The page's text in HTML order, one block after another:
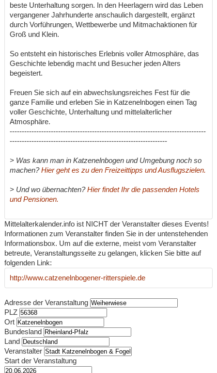
beste Unterhaltung sorgen. In den Heerlagern wird das Leben
vergangener Jahrhunderte anschaulich dargestellt, ergänzt
durch Vorführungen, Wettbewerbe und Mitmachaktionen für
Groß und Klein.
So entsteht ein historisches Erlebnis voller Atmosphäre, das
Geschichte lebendig macht und Besucher jeden Alters
begeistert.
Freuen Sie sich auf ein abwechslungsreiches Fest für die
ganze Familie und erleben Sie in Katzenelnbogen einen Tag
voller Geschichte, Unterhaltung und mittelalterlicher
Atmosphäre.
---------------------------------------------------------------------------------
-----------------------------------------------------------------
> Was kann man in Katzenelnbogen und Umgebung noch so
machen?Hier geht es zu den Freizeittipps und Ausflugszielen.
> Und wo übernachten?Hier findet Ihr die passenden Hotels
und Pensionen.
Mittelalterkalender.info ist NICHT der Veranstalter dieses Events!
Informationen zum Veranstalter finden Sie in der untenstehenden
Informationsbox. Um auf die externe, meist vom Veranstalter
betreute, Veranstaltungsseite zu gelangen, klicken Sie bitte auf
folgenden Link:
http://www.catzenelnbogener-ritterspiele.de
Adresse der Veranstaltung
PLZ
Ort
Bundesland
Land
Veranstalter
Start der Veranstaltung